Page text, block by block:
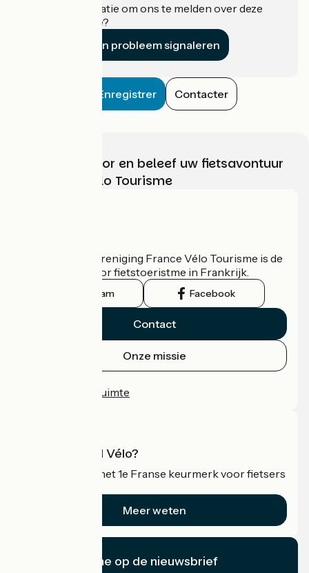
Heeft u informatie om ons te melden over deze
accommodatie?
Een probleem signaleren
Enregistrer Contacter
Kies, bereid voor en beleef uw fietsavontuur
met France Vélo Tourisme
De nationale vereniging France Vélo Tourisme is de
officiële gids voor fietstoeristme in Frankrijk.
Instagram Facebook
Contact
Onze missie
Professionele ruimte
Wat is Accueil Vélo?
Accueil Vélo is het 1e Franse keurmerk voor fietsers
Meer weten
Ik abonneer me op de nieuwsbrief